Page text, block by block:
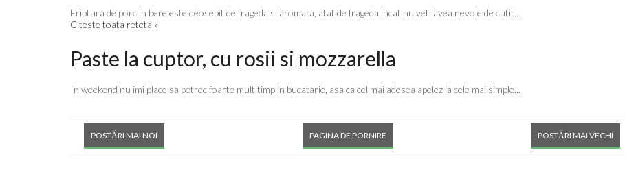
Friptura de porc in bere este deosebit de frageda si aromata, atat de frageda incat nu veti avea nevoie de cutit...
Citeste toata reteta »
Paste la cuptor, cu rosii si mozzarella
In weekend nu imi place sa petrec foarte mult timp in bucatarie, asa ca cel mai adesea apelez la cele mai simple...
POSTĂRI MAI NOI POSTĂRI MAI VECHI
PAGINA DE PORNIRE